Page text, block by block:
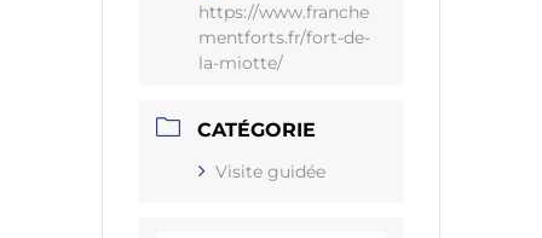
https://www.franche
mentforts.fr/fort-de-
la-miotte/
CATÉGORIE
Visite guidée